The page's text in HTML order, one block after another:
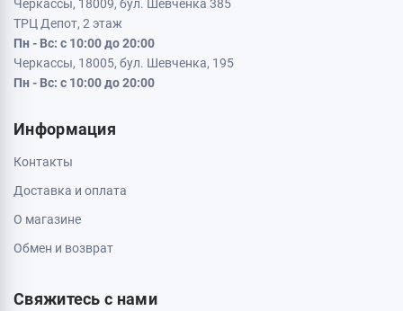
Кременчуг, 39600, ул. Соборная 9/16
Пн - Вс: с 10:00 до 20:00
Кривой Рог, 50000, проспект Металлургов 33
Кропивницкий, 25006, ул. Большая Перспективная 48
Полтава, 36000, ул. Небесной Сотни 2
Пн - Вс: с 10:00 до 20:00
ТРЦ Депот, 2 этаж
Черкассы, 18005, бул. Шевченка, 195